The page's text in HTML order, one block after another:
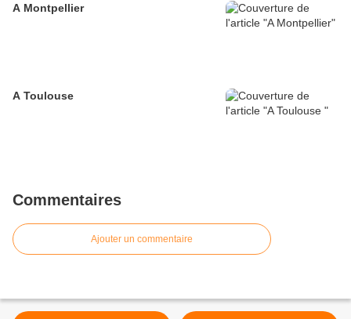
A Montpellier
A Toulouse
Commentaires
Ajouter un commentaire